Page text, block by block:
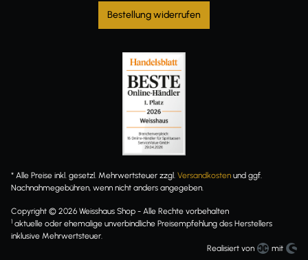
Bestellung widerrufen
* Alle Preise inkl. gesetzl. Mehrwertsteuer zzgl. Versandkosten und ggf.
Nachnahmegebühren, wenn nicht anders angegeben.
Copyright © 2026 Weisshaus Shop - Alle Rechte vorbehalten
1 aktuelle oder ehemalige unverbindliche Preisempfehlung des Herstellers
inklusive Mehrwertsteuer.
Realisiert von
mit